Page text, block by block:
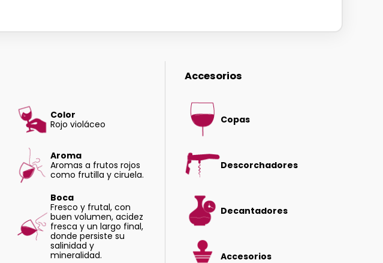
Color
Rojo violáceo
Aroma
Aromas a frutos rojos
como frutilla y ciruela.
Boca
Fresco y frutal, con
buen volumen, acidez
fresca y un largo final,
donde persiste su
salinidad y
mineralidad.
Accesorios
Copas
Descorchadores
Decantadores
Accesorios